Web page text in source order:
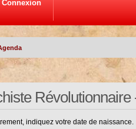
Connexion
indiquez votre date de naissance.